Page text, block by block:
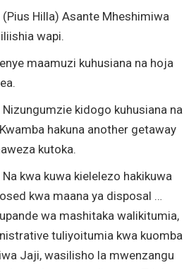
(Pius Hilla) Asante Mheshimiwa
wapi.
maamuzi kuhusiana na hoja
Nizungumzie kidogo kuhusiana na
hakuna another getaway
kutoka.
Na kwa kuwa kielelezo hakikuwa
kwa maana ya disposal …
wa mashitaka walikitumia,
tuliyoitumia kwa kuomba
Jaji, wasilisho la mwenzangu